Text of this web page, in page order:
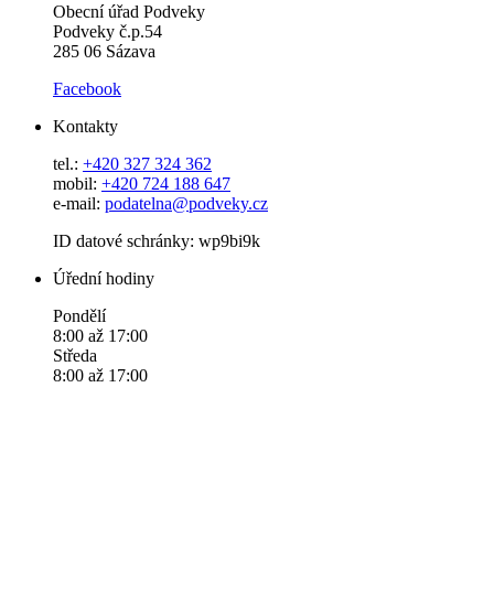
Obecní úřad Podveky
Podveky č.p.54
285 06 Sázava
Facebook
Kontakty
tel.: +420 327 324 362
mobil: +420 724 188 647
e-mail: podatelna@podveky.cz
ID datové schránky: wp9bi9k
Úřední hodiny
Pondělí
8:00 až 17:00
Středa
8:00 až 17:00